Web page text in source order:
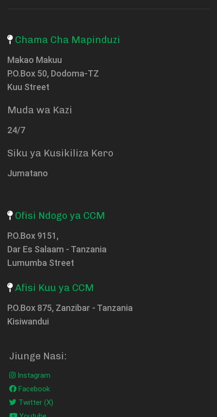
Chama Cha Mapinduzi
Makao Makuu
P.O.Box 50, Dodoma-TZ
Kuu Street
Muda wa Kazi
24/7
Siku ya Kusikiliza Kero
Jumatano
Ofisi Ndogo ya CCM
P.O.Box 9151,
Dar Es Salaam - Tanzania
Lumumba Street
Afisi Kuu ya CCM
P.O.Box 875, Zanzibar - Tanzania
Kisiwandui
Jiunge Nasi:
Instagram
Facebook
Twitter (X)